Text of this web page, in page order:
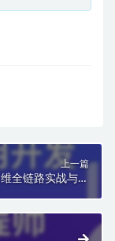
上一篇
全链路实战与提